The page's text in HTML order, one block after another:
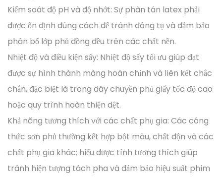
Kiểm soát độ pH và độ nhớt: Sự phân tán latex phải
được ổn định đúng cách để tránh đông tụ và đảm bảo
phân bố lớp phủ đồng đều trên các chất nền.
Nhiệt độ và điều kiện sấy: Nhiệt độ sấy tối ưu giúp đạt
được sự hình thành màng hoàn chỉnh và liên kết chắc
chắn, đặc biệt là trong dây chuyền phủ giấy tốc độ cao
hoặc quy trình hoàn thiện dệt.
Khả năng tương thích với các chất phụ gia: Các công
thức sơn phủ thường kết hợp bột màu, chất độn và các
chất phụ gia khác; hiểu được tính tương thích giúp
tránh hiện tượng tách pha và đảm bảo hiệu suất phim